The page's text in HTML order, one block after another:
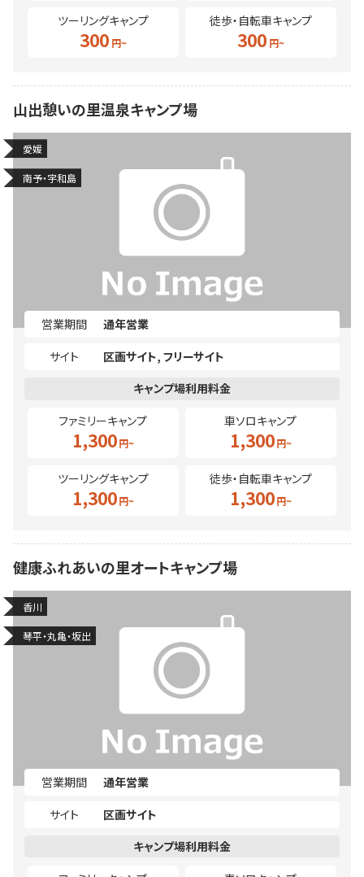
ツーリングキャンプ
300
徒歩・自転車キャンプ
300
山出憩いの里温泉キャンプ場
愛媛
南予・宇和島
営業期間
通年営業
サイト
区画サイト フリーサイト
ファミリーキャンプ
1,300
車ソロキャンプ
1,300
ツーリングキャンプ
1,300
徒歩・自転車キャンプ
1,300
健康ふれあいの里オートキャンプ場
香川
琴平・丸亀・坂出
営業期間
通年営業
サイト
区画サイト